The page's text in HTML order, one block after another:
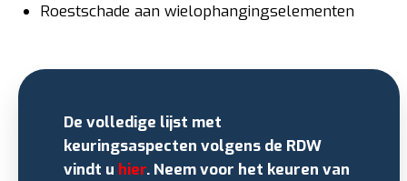
Roestschade aan wielophangingselementen
De volledige lijst met
keuringsaspecten volgens de RDW
vindt u hier. Neem voor het keuren van